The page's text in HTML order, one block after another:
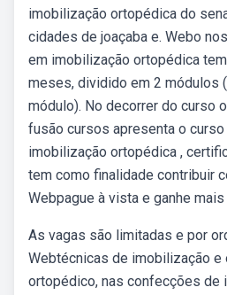
imobilização ortopédica do
cidades de joaçaba e. Webo
em imobilização ortopédica
meses, dividido em 2 módulos
módulo). No decorrer do curso
fusão cursos apresenta o
imobilização ortopédica ,
tem como finalidade contribuir
Webpague à vista e ganhe
As vagas são limitadas e por
Webtécnicas de imobilização e
ortopédico, nas confecções de